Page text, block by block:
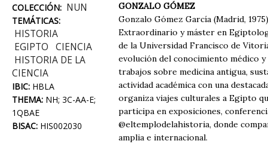
COLECCIÓN: NUN
TEMÁTICAS:
HISTORIA
EGIPTO
CIENCIA
HISTORIA DE LA
CIENCIA
IBIC: HBLA
THEMA: NH; 3C-AA-E;
1QBAE
BISAC: HIS002030
GONZALO GÓMEZ
Gonzalo Gómez García (Madrid,
Extraordinario y máster en
de la Universidad Francisco de
evolución del conocimiento médico
trabajos sobre medicina antigua,
actividad académica con una
organiza viajes culturales a Egipto
participa en exposiciones,
@eltemplodelahistoria, donde
amplia e internacional.